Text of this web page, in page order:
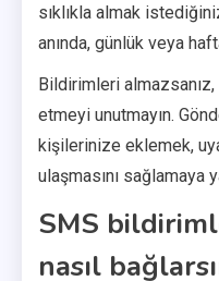
sıklıkla almak
anında, günlük veya
Bildirimleri
etmeyi unutmayın.
kişilerinize eklemek,
ulaşmasını sağlamaya
SMS
nasıl